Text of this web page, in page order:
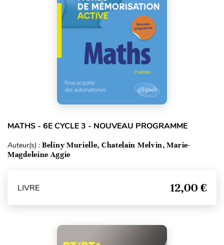
MATHS - 6E CYCLE 3 - NOUVEAU PROGRAMME
Auteur(s) : Beliny Murielle, Chatelain Melvin, Marie-
Magdeleine Aggie
LIVRE 12,00 €